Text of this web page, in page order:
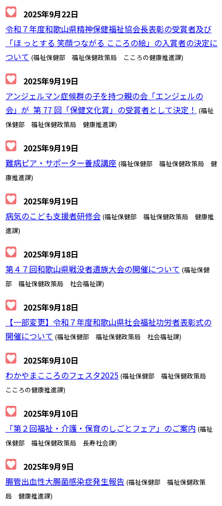
2025年9月22日
令和７年度和歌山県精神保健福祉協会長表彰の受賞者及び
「ほ っとする 笑顔つながる こころの絵」の入賞者の決定に
ついて (福祉保健部 福祉保健政策局 こころの健康推進課)
2025年9月19日
アンジェルマン症候群の子を持つ親の会「エンジェルの
会」が 第 77 回「保健文化賞」の受賞者として決定！ (福祉
保健部 福祉保健政策局 健康推進課)
2025年9月19日
難病ピア・サポーター養成講座 (福祉保健部 福祉保健政策局 健
康推進課)
2025年9月19日
病気のこども支援者研修会 (福祉保健部 福祉保健政策局 健康推
進課)
2025年9月18日
第４７回和歌山県戦没者遺族大会の開催について (福祉保健
部 福祉保健政策局 社会福祉課)
2025年9月18日
【一部変更】令和７年度和歌山県社会福祉功労者表彰式の
開催について (福祉保健部 福祉保健政策局 社会福祉課)
2025年9月10日
わかやまこころのフェスタ2025 (福祉保健部 福祉保健政策局
こころの健康推進課)
2025年9月10日
「第２回福祉・介護・保育のしごとフェア」のご案内 (福祉
保健部 福祉保健政策局 長寿社会課)
2025年9月9日
腸管出血性大腸菌感染症発生報告 (福祉保健部 福祉保健政策
局 健康推進課)